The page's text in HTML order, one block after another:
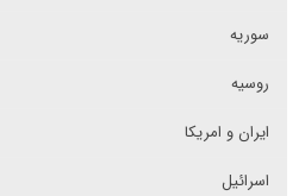
سوریه
روسیه
ایران و امریکا
اسرائیل